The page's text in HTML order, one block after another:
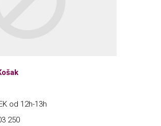
od 12h-13h
250